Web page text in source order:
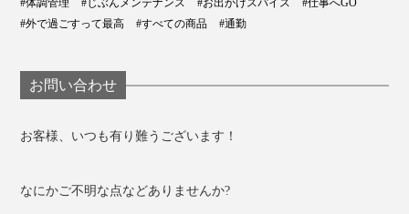
#体調管理
#じぶんメンテナンス #お出かけスパイス
#仕事へGO
#外で過ごすって最高
#すべての商品 #通勤
お問い合わせ
お客様、いつも有り難うございます！
なにかご不明な点などありませんか?